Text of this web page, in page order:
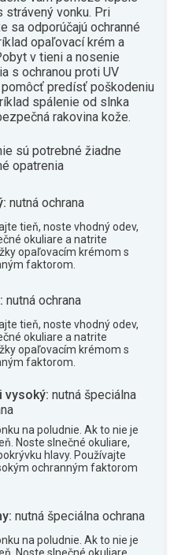
strávený vonku. Pri
sa odporúčajú ochranné
opaľovací krém a
v tieni a nosenie
s ochranou proti UV
predísť poškodeniu
spálenie od slnka
rakovina kože.
sú potrebné žiadne
opatrenia
nutná ochrana
tieň, noste vhodný odev,
okuliare a natrite
opaľovacím krémom s
faktorom.
nutná ochrana
tieň, noste vhodný odev,
okuliare a natrite
opaľovacím krémom s
faktorom.
vysoký: nutná špeciálna
na poludnie. Ak to nie je
Noste slnečné okuliare,
hlavy. Používajte
ochranným faktorom
nutná špeciálna ochrana
na poludnie. Ak to nie je
Noste slnečné okuliare,